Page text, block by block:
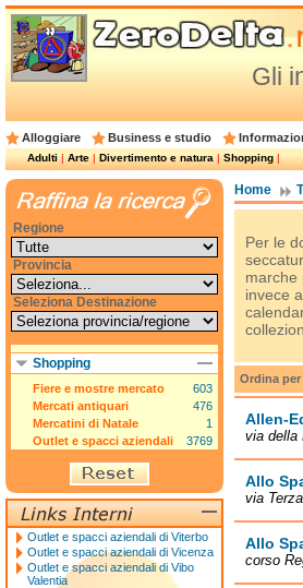
Gli
Alloggiare Business e studio
Adulti|Arte|Divertimento e natura|Shopping|
Home
Per le
marche
invece
Ordina per
Allen-
via della
Allo
via
Allo
corso
Regione
Provincia
Seleziona Destinazione
Shopping
Fiere e mostre mercato
603
Mercati antiquari
476
Mercatini di Natale
1
Outlet e spacci aziendali
3769
Outlet e spacci aziendali di Viterbo
Outlet e spacci aziendali di Vicenza
Outlet e spacci aziendali di Vibo
Valentia